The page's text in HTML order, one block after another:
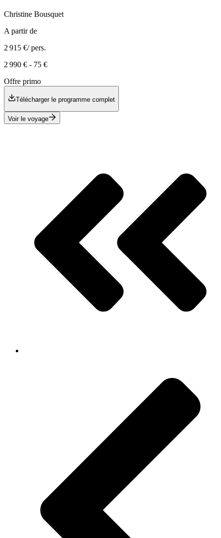
Christine Bousquet
A partir de
2 915 €/ pers.
2 990 € - 75 €
Offre primo
Télécharger le programme complet
Voir le voyage